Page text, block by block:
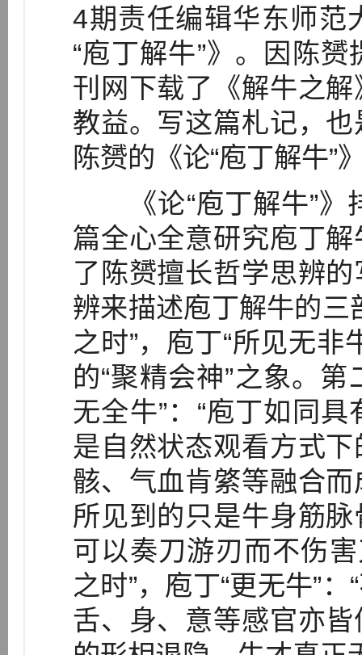
4期责任编辑华东师范
“庖丁解牛”》。因陈
刊网下载了《解牛之
教益。写这篇札记，
陈赟的《论“庖丁解牛”
《论“庖丁解牛”》
篇全心全意研究庖丁
了陈赟擅长哲学思辨
辨来描述庖丁解牛的三
之时”，庖丁“所见无
的“聚精会神”之象。第
无全牛”：“庖丁如同
是自然状态观看方式
骸、气血肯綮等融合
所见到的只是牛身筋
可以奏刀游刃而不伤
之时”，庖丁“更无牛”
舌、身、意等感官亦